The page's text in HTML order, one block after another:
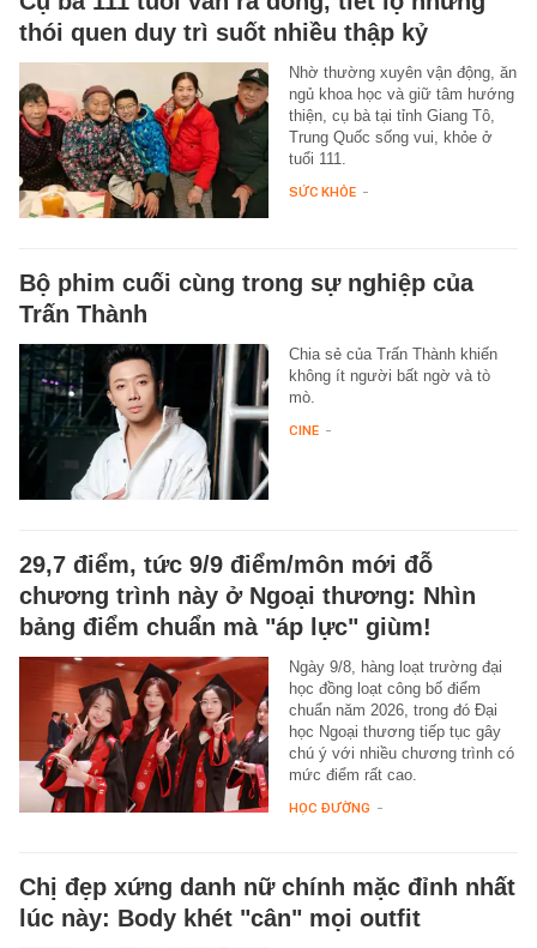
thói quen duy trì suốt nhiều thập kỷ
Nhờ thường xuyên vận động, ăn
ngủ khoa học và giữ tâm hướng
thiện, cụ bà tại tỉnh Giang Tô,
Trung Quốc sống vui, khỏe ở
tuổi 111.
SỨC KHỎE -
Bộ phim cuối cùng trong sự nghiệp của
Trấn Thành
Chia sẻ của Trấn Thành khiến
không ít người bất ngờ và tò
mò.
CINE -
29,7 điểm, tức 9/9 điểm/môn mới đỗ
chương trình này ở Ngoại thương: Nhìn
bảng điểm chuẩn mà "áp lực" giùm!
Ngày 9/8, hàng loạt trường đại
học đồng loạt công bố điểm
chuẩn năm 2026, trong đó Đại
học Ngoại thương tiếp tục gây
chú ý với nhiều chương trình có
mức điểm rất cao.
HỌC ĐƯỜNG -
Chị đẹp xứng danh nữ chính mặc đỉnh nhất
lúc này: Body khét "cân" mọi outfit